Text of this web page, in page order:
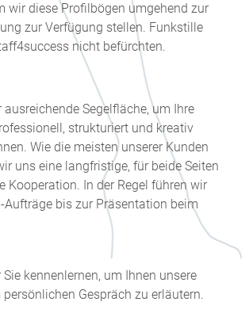
wir diese Profilbögen umgehend zur
zur Verfügung stellen. Funkstille
nicht befürchten.
ausreichende Segelfläche, um Ihre
strukturiert und kreativ
Wie die meisten unserer Kunden
uns eine langfristige, für beide Seiten
Kooperation. In der Regel führen wir
Aufträge bis zur Präsentation beim
kennenlernen, um Ihnen unsere
Gespräch zu erläutern.